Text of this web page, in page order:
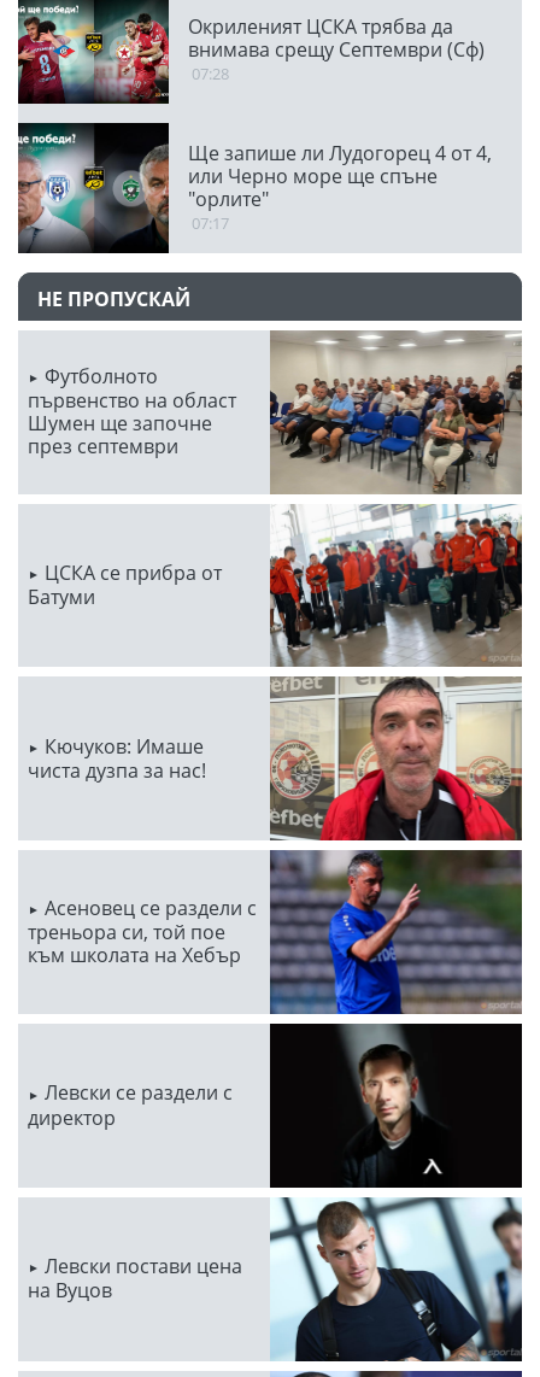
Окриленият ЦСКА трябва да
внимава срещу Септември (Сф)
07:28
Ще запише ли Лудогорец 4 от 4,
или Черно море ще спъне
"орлите"
07:17
НЕ ПРОПУСКАЙ
Футболното
първенство на област
Шумен ще започне
през септември
ЦСКА се прибра от
Батуми
Кючуков: Имаше
чиста дузпа за нас!
Асеновец се раздели с
треньора си, той пое
към школата на Хебър
Левски се раздели с
директор
Левски постави цена
на Вуцов